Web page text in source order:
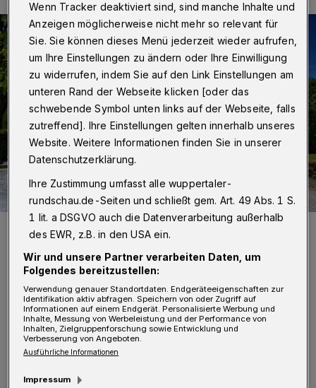
Nicht selten war das Wetter im April wie hier am Toelleturm schön.
A n der Messtation Bever-Talsperre in
Hückeswagen fielen im April 72 Liter
Regen pro Quadratmeter. 82 sind es hier im
Wenn Tracker deaktiviert sind, sind manche Inhalte und
Anzeigen möglicherweise nicht mehr so relevant für
Sie. Sie können dieses Menü jederzeit wieder aufrufen,
um Ihre Einstellungen zu ändern oder Ihre Einwilligung
zu widerrufen, indem Sie auf den Link Einstellungen am
unteren Rand der Webseite klicken [oder das
schwebende Symbol unten links auf der Webseite, falls
zutreffend]. Ihre Einstellungen gelten innerhalb unseres
Website. Weitere Informationen finden Sie in unserer
Datenschutzerklärung.
Ihre Zustimmung umfasst alle wuppertaler-
rundschau.de-Seiten und schließt gem. Art. 49 Abs. 1 S.
1 lit. a DSGVO auch die Datenverarbeitung außerhalb
des EWR, z.B. in den USA ein.
Wir und unsere Partner verarbeiten Daten, um
Folgendes bereitzustellen:
Verwendung genauer Standortdaten. Endgeräteeigenschaften zur
Identifikation aktiv abfragen. Speichern von oder Zugriff auf
Informationen auf einem Endgerät. Personalisierte Werbung und
Inhalte, Messung von Werbeleistung und der Performance von
Inhalten, Zielgruppenforschung sowie Entwicklung und
Verbesserung von Angeboten.
Ausführliche Informationen
Impressum